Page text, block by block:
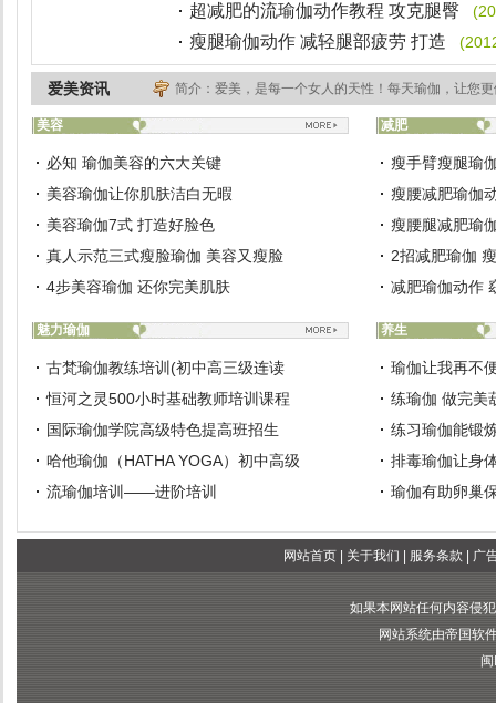
超减肥的流瑜伽动作教程 攻克腿臀
瘦腿瑜伽动作 减轻腿部疲劳 打造
爱美资讯 简介：爱美，是每一个女人的天性！每天瑜伽，让您
美容
必知 瑜伽美容的六大关键
美容瑜伽让你肌肤洁白无暇
美容瑜伽7式 打造好脸色
真人示范三式瘦脸瑜伽 美容又瘦脸
4步美容瑜伽 还你完美肌肤
减肥
瘦手臂瘦腿瑜
瘦腰减肥瑜伽
瘦腰腿减肥瑜
2招减肥瑜伽
减肥瑜伽动作
魅力瑜伽
古梵瑜伽教练培训(初中高三级连读
恒河之灵500小时基础教师培训课程
国际瑜伽学院高级特色提高班招生
哈他瑜伽（HATHA YOGA）初中高级
流瑜伽培训——进阶培训
养生
瑜伽让我再不
练瑜伽 做完美
练习瑜伽能锻
排毒瑜伽让身
瑜伽有助卵巢
网站首页| 关于我们 服务条款 广
如果本网站任何内容侵
网站系统由帝国软